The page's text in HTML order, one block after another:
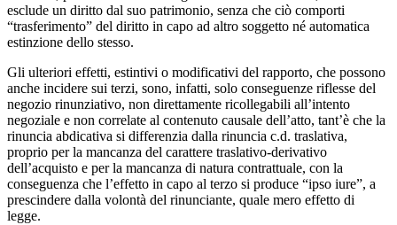
esclude un diritto dal suo patrimonio, senza che ciò comporti
“trasferimento” del diritto in capo ad altro soggetto né automatica
estinzione dello stesso.
Gli ulteriori effetti, estintivi o modificativi del rapporto, che possono
anche incidere sui terzi, sono, infatti, solo conseguenze riflesse del
negozio rinunziativo, non direttamente ricollegabili all’intento
negoziale e non correlate al contenuto causale dell’atto, tant’è che la
rinuncia abdicativa si differenzia dalla rinuncia c.d. traslativa,
proprio per la mancanza del carattere traslativo-derivativo
dell’acquisto e per la mancanza di natura contrattuale, con la
conseguenza che l’effetto in capo al terzo si produce “ipso iure”, a
prescindere dalla volontà del rinunciante, quale mero effetto di
legge.